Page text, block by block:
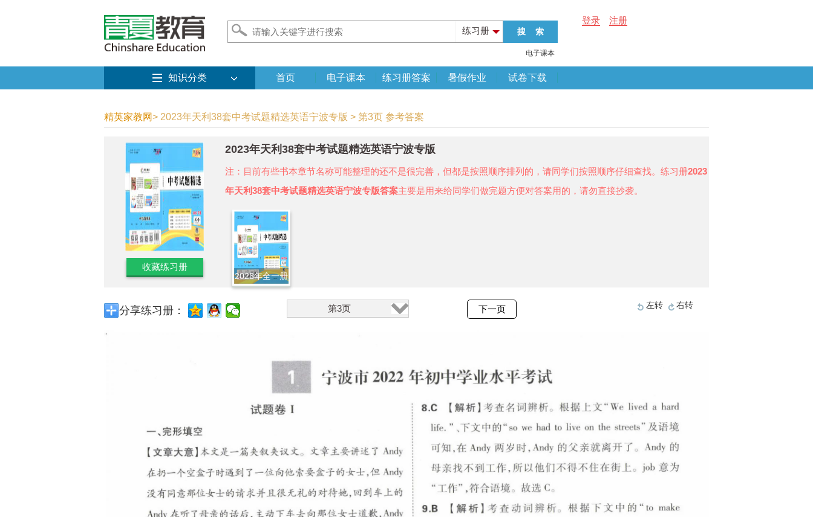
练习册
电子课本
登录 注册
知识分类 首页 电子课本 练习册答案 暑假作业 试卷下载
精英家教网> 2023年天利38套中考试题精选英语宁波专版 > 第3页 参考答案
收藏练习册
2023年天利38套中考试题精选英语宁波专版
注：目前有些书本章节名称可能整理的还不是很完善，但都是按照顺序排列的，请同学们按照顺序仔细查找。练习册2023
年天利38套中考试题精选英语宁波专版答案主要是用来给同学们做完题方便对答案用的，请勿直接抄袭。
2023年全一册
分享练习册： 第3页 下一页 左转 右转